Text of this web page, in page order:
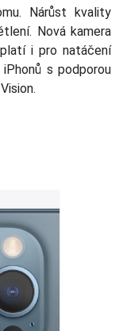
Nárůst kvality
Nová kamera
i pro natáčení
s podporou